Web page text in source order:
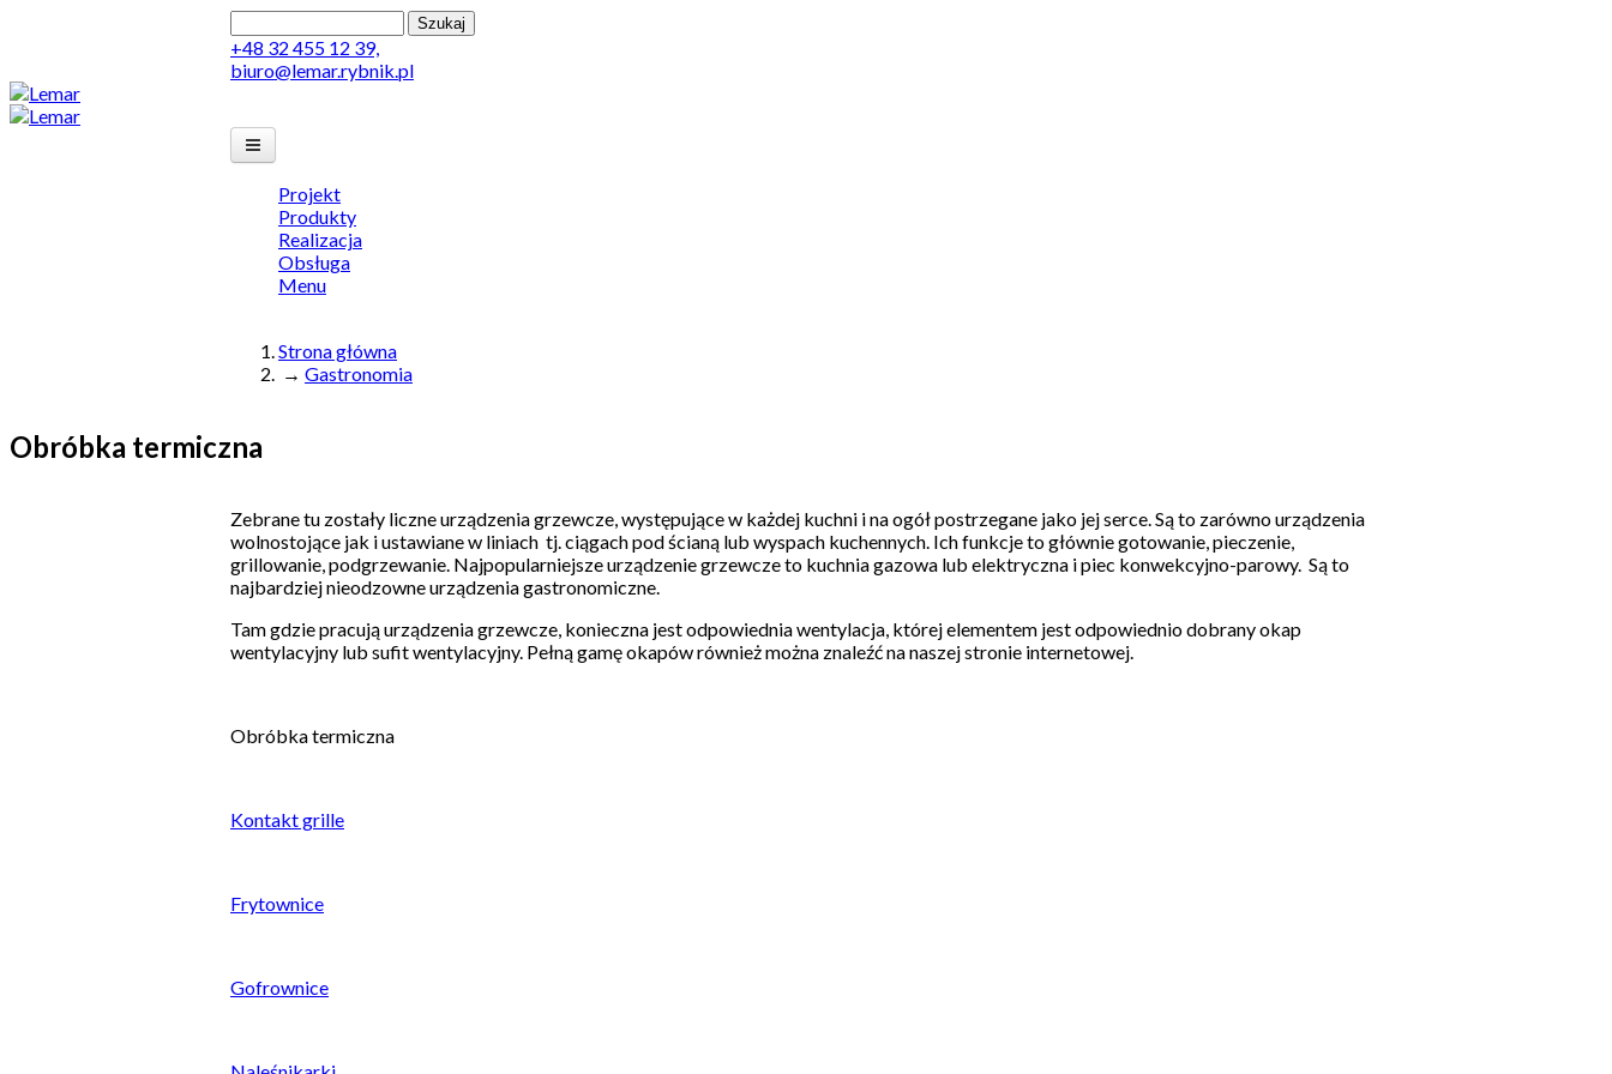
Formularz wyszukiwania
+48 32 455 12 39,
biuro@lemar.rybnik.pl
Projekt
Produkty
Realizacja
Obsługa
Menu
Jesteś tutaj
Strona główna
→ Gastronomia
Obróbka termiczna
Zebrane tu zostały liczne urządzenia grzewcze, występujące w każdej kuchni i na ogół postrzegane jako jej serce. Są to zarówno urządzenia
wolnostojące jak i ustawiane w liniach tj. ciągach pod ścianą lub wyspach kuchennych. Ich funkcje to głównie gotowanie, pieczenie,
grillowanie, podgrzewanie. Najpopularniejsze urządzenie grzewcze to kuchnia gazowa lub elektryczna i piec konwekcyjno-parowy. Są to
najbardziej nieodzowne urządzenia gastronomiczne.
Tam gdzie pracują urządzenia grzewcze, konieczna jest odpowiednia wentylacja, której elementem jest odpowiednio dobrany okap
wentylacyjny lub sufit wentylacyjny. Pełną gamę okapów również można znaleźć na naszej stronie internetowej.
Obróbka termiczna
Kontakt grille
Frytownice
Gofrownice